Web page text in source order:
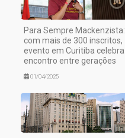
Para Sempre Mackenzista:
com mais de 300 inscritos,
evento em Curitiba celebra
encontro entre gerações
01/04/2025